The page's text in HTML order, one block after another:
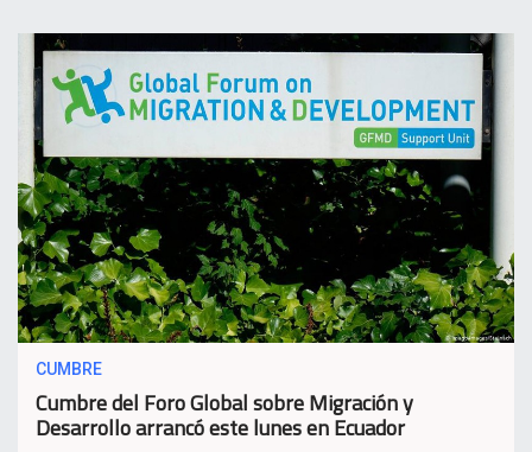
CUMBRE
Cumbre del Foro Global sobre Migración y
Desarrollo arrancó este lunes en Ecuador